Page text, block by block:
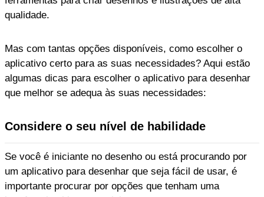
qualidade.
Mas com tantas opções disponíveis, como escolher o
aplicativo certo para as suas necessidades? Aqui estão
algumas dicas para escolher o aplicativo para desenhar
que melhor se adequa às suas necessidades:
Considere o seu nível de habilidade
Se você é iniciante no desenho ou está procurando por
um aplicativo para desenhar que seja fácil de usar, é
importante procurar por opções que tenham uma